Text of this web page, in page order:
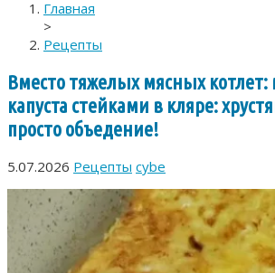
Главная
>
Рецепты
Вместо тяжелых мясных котлет:
капуста стейками в кляре:
просто объедение!
5.07.2026 Рецепты cybe